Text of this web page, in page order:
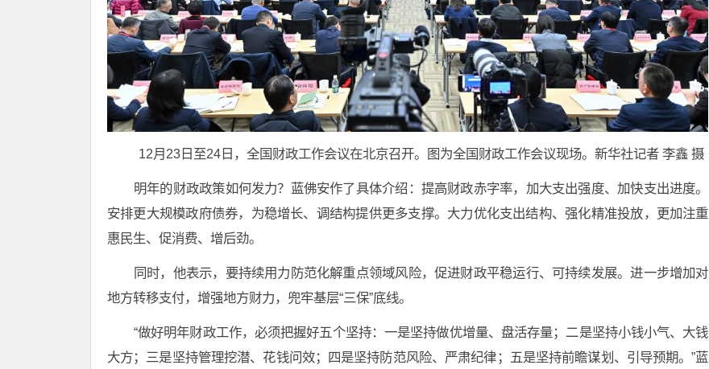
12月23日至24日，全国财政工作会议在北京召开。图为全国财政工作会议现场。新华社记者 李鑫 摄
明年的财政政策如何发力？蓝佛安作了具体介绍：提高财政赤字率，加大支出强度、加快支出进度。
安排更大规模政府债券，为稳增长、调结构提供更多支撑。大力优化支出结构、强化精准投放，更加注重
惠民生、促消费、增后劲。
同时，他表示，要持续用力防范化解重点领域风险，促进财政平稳运行、可持续发展。进一步增加对
地方转移支付，增强地方财力，兜牢基层“三保”底线。
“做好明年财政工作，必须把握好五个坚持：一是坚持做优增量、盘活存量；二是坚持小钱小气、大钱
大方；三是坚持管理挖潜、花钱问效；四是坚持防范风险、严肃纪律；五是坚持前瞻谋划、引导预期。”蓝